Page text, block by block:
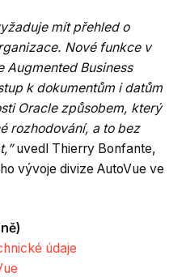
mít přehled o
Nové funkce v
Augmented Business
k dokumentům i datům
Oracle způsobem, který
rozhodování, a to bez
uvedl Thierry Bonfante,
vývoje divize AutoVue ve
údaje